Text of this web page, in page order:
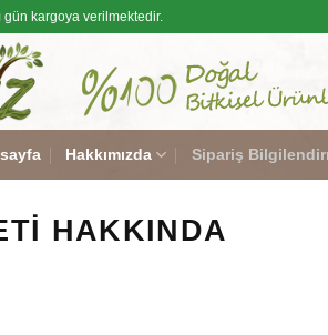
kargoya verilmektedir.
Hakkımızda Sipariş
HAKKINDA